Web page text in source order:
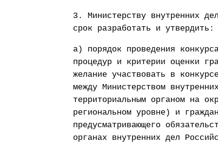
3. Министерству внутренних
срок разработать и утвердить:
а) порядок проведения
процедур и критерии оценки
желание участвовать в
между Министерством
территориальным органом на
региональном уровне) и
предусматривающего
органах внутренних дел